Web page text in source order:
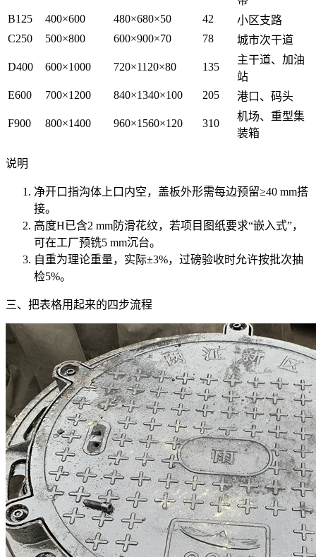
B125
400×600 480×680×50 42
小区支路
C250
500×800 600×900×70 78 城市次干道
D400 600×1000 720×1120×80 135
主干道、加油
站
E600
700×1200 840×1340×100 205 港口、码头
F900 800×1400 960×1560×120 310
机场、重型集
装箱
说明
净开口指沟体上口内空，盖板外形需每边预留≥40 mm搭
接。
高度H已含2 mm防滑花纹，若项目图纸要求“嵌入式”，
可在工厂预铣5 mm沉台。
自重为理论重量，实际±3%，过磅验收时允许按批次抽
检5%。
三、把表格用起来的四步流程